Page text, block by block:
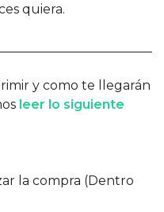
quiera.
y como te llegarán
leer lo siguiente
la compra (Dentro